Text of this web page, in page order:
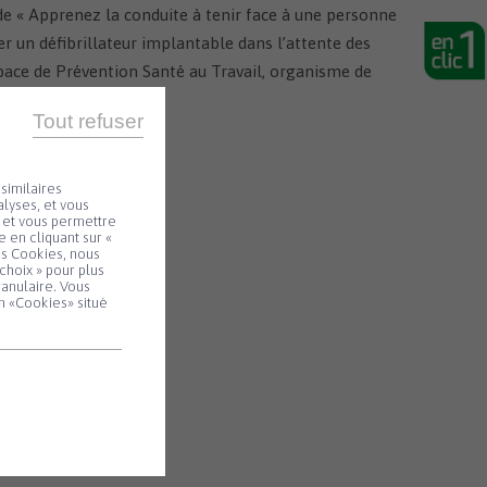
et vous
vous permettre
en cliquant sur «
Cookies, nous
» pour plus
Vous
«Cookies» situé
Tout refuser
« Apprenez la conduite à tenir face à une personne
un défibrillateur implantable dans l’attente des
de Prévention Santé au Travail, organisme de